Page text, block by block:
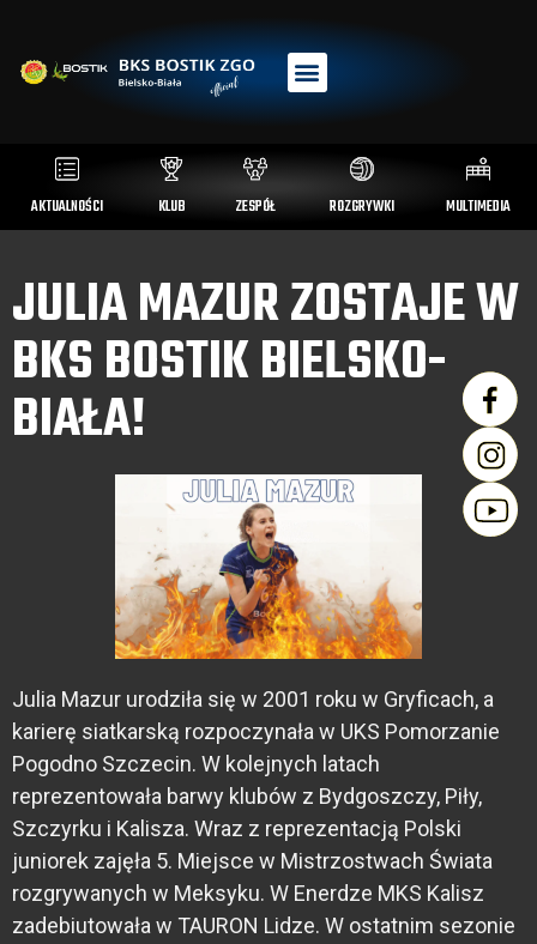
AKTUALNOŚCI KLUB ZESPÓŁ ROZGRYWKI MULTIMEDIA
JULIA MAZUR ZOSTAJE W
BKS BOSTIK BIELSKO-
BIAŁA!
Julia Mazur urodziła się w 2001 roku w Gryficach, a
karierę siatkarską rozpoczynała w UKS Pomorzanie
Pogodno Szczecin. W kolejnych latach
reprezentowała barwy klubów z Bydgoszczy, Piły,
Szczyrku i Kalisza. Wraz z reprezentacją Polski
juniorek zajęła 5. Miejsce w Mistrzostwach Świata
rozgrywanych w Meksyku. W Enerdze MKS Kalisz
zadebiutowała w TAURON Lidze. W ostatnim sezonie